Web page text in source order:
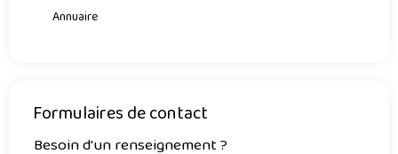
Annuaire
Formulaires de contact
Besoin d'un renseignement ?